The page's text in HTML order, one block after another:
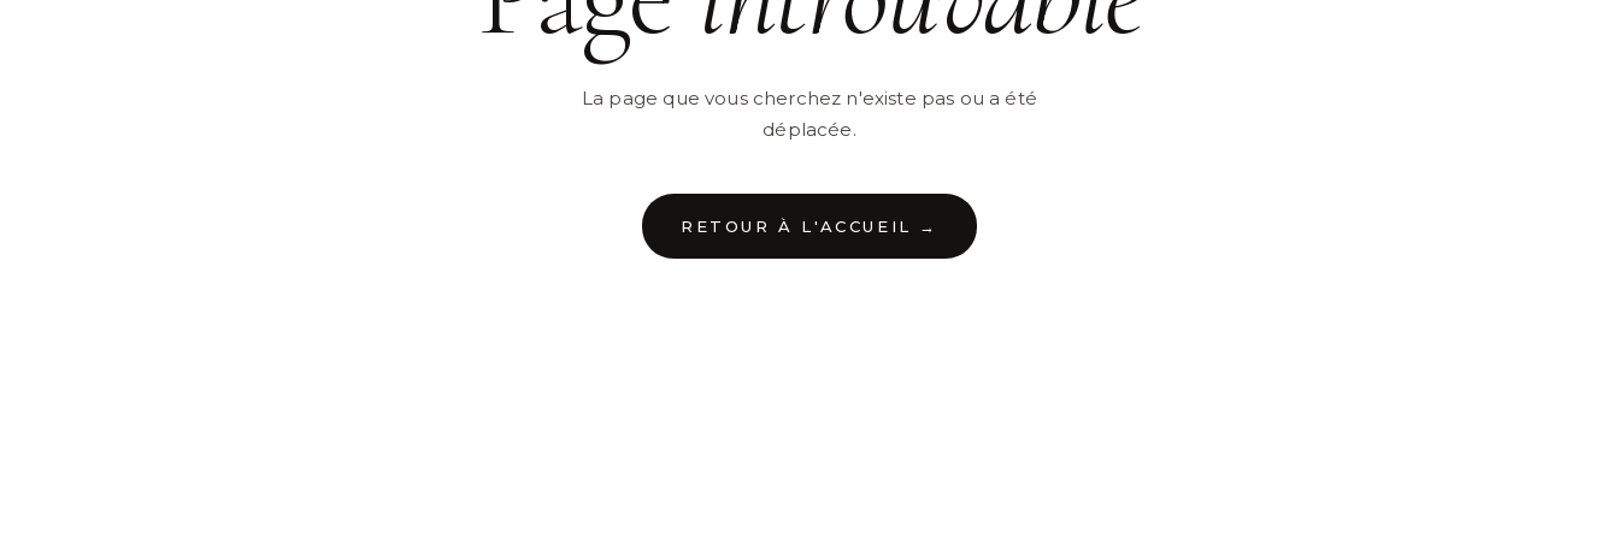
La page que vous cherchez n'existe pas ou a été
déplacée.
RETOUR À L'ACCUEIL →